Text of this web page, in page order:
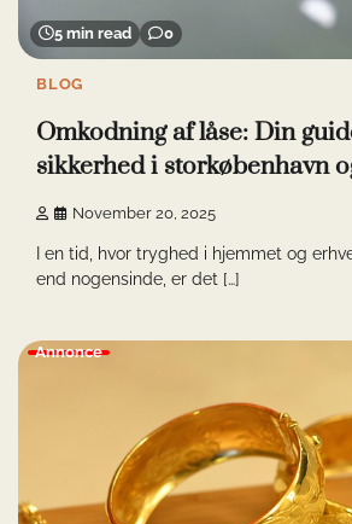
5 min read 0
BLOG
Omkodning af låse: Din
sikkerhed i storkøbenhavn
November 20, 2025
I en tid, hvor tryghed i hjemmet og
end nogensinde, er det […]
Annonce